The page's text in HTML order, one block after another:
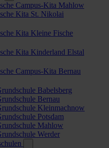
Campus-Kita Mahlow
Kita St. Nikolai
Kita Kleine Fische
Kita Kinderland Elstal
Campus-Kita Bernau
Babelsberg
Bernau
Kleinmachnow
Potsdam
Mahlow
Werder